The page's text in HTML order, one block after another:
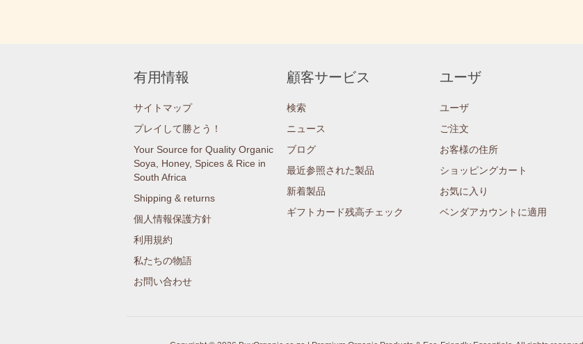
有用情報
サイトマップ
プレイして勝とう！
Your Source for Quality Organic
Soya, Honey, Spices & Rice in
South Africa
Shipping & returns
個人情報保護方針
利用規約
私たちの物語
お問い合わせ
顧客サービス
検索
ニュース
ブログ
最近参照された製品
新着製品
ギフトカード残高チェック
ユーザ
ユーザ
ご注文
お客様の住所
ショッピングカート
お気に入り
ベンダアカウントに適用